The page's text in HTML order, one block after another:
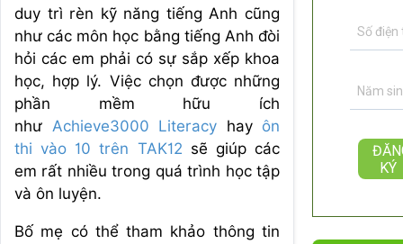
duy trì rèn kỹ năng tiếng Anh cũng
như các môn học bằng tiếng Anh đòi
hỏi các em phải có sự sắp xếp khoa
học, hợp lý. Việc chọn được những
phần mềm hữu ích
như Achieve3000 Literacy hay ôn
thi vào 10 trên TAK12 sẽ giúp các
em rất nhiều trong quá trình học tập
và ôn luyện.
Bố mẹ có thể tham khảo thông tin